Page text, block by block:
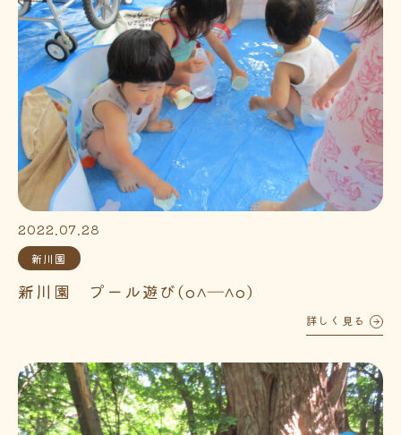
2022.07.28
新川園
新川園 プール遊び(o^―^o)
詳しく見る